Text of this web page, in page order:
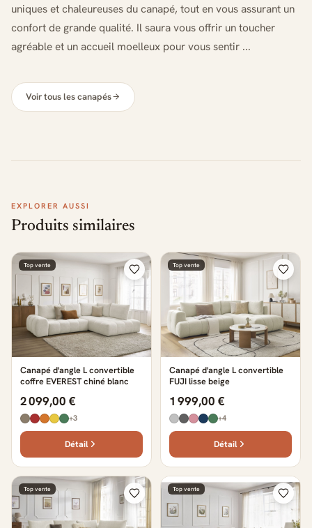
uniques et chaleureuses du canapé, tout en vous assurant un
confort de grande qualité. Il saura vous offrir un toucher
agréable et un accueil moelleux pour vous sentir ...
Voir tous les canapés
EXPLORER AUSSI
Produits similaires
Top vente
Canapé d'angle L convertible
coffre EVEREST chiné blanc
2 099,00 €
+3
Détail
Top vente
Canapé d'angle L convertible
FUJI lisse beige
1 999,00 €
+4
Détail
Top vente Top vente